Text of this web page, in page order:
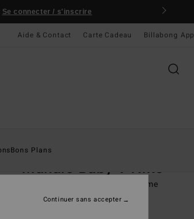
Se connecter / s'inscrire
Aide & Contact Carte Cadeau Billabong App
Bons Plans
Mahalo Baby V Hike
Bas de bikini échancré Bleu Femme
Continuer sans accepter